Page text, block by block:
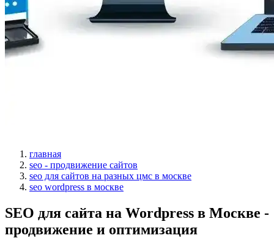
главная
seo - продвижение сайтов
seo для сайтов на разных цмс в москве
seo wordpress в москве
SEO для сайта на Wordpress в Москве -
продвижение и оптимизация